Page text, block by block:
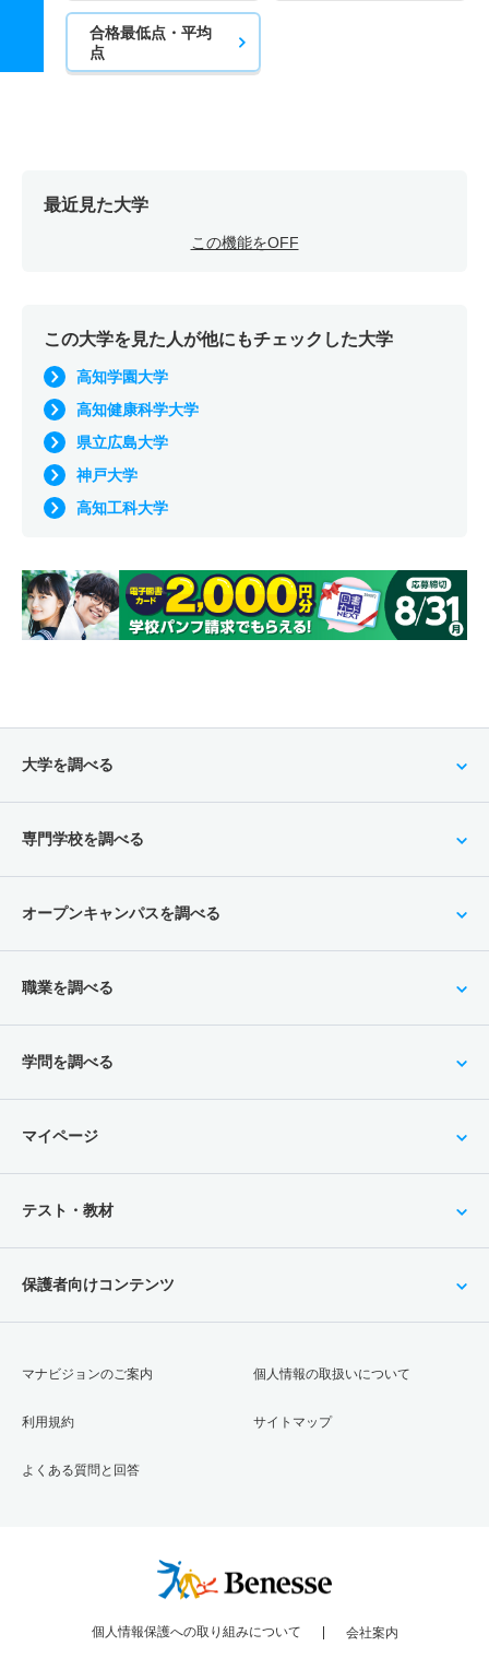
合格最低点・平均
点
最近見た大学
この機能をOFF
この大学を見た人が他にもチェックした大学
高知学園大学
高知健康科学大学
県立広島大学
神戸大学
高知工科大学
大学を調べる
専門学校を調べる
オープンキャンパスを調べる
職業を調べる
学問を調べる
マイページ
テスト・教材
保護者向けコンテンツ
マナビジョンのご案内
利用規約
よくある質問と回答
個人情報の取扱いについて
サイトマップ
個人情報保護への取り組みについて 会社案内